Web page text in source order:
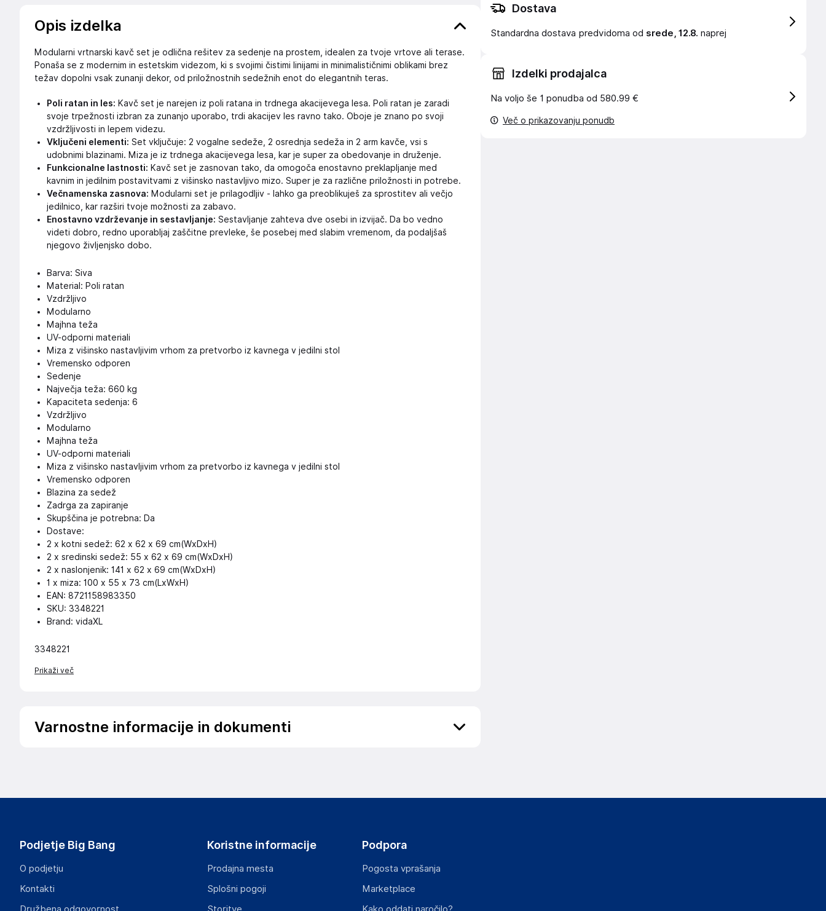
Opis izdelka
Modularni vrtnarski kavč set je odlična rešitev za sedenje na prostem, idealen za tvoje vrtove ali terase.
Ponaša se z modernim in estetskim videzom, ki s svojimi čistimi linijami in minimalističnimi oblikami brez
težav dopolni vsak zunanji dekor, od priložnostnih sedežnih enot do elegantnih teras.
Poli ratan in les: Kavč set je narejen iz poli ratana in trdnega akacijevega lesa. Poli ratan je zaradi
svoje trpežnosti izbran za zunanjo uporabo, trdi akacijev les ravno tako. Oboje je znano po svoji
vzdržljivosti in lepem videzu.
Vključeni elementi: Set vključuje: 2 vogalne sedeže, 2 osrednja sedeža in 2 arm kavče, vsi s
udobnimi blazinami. Miza je iz trdnega akacijevega lesa, kar je super za obedovanje in druženje.
Funkcionalne lastnosti: Kavč set je zasnovan tako, da omogoča enostavno preklapljanje med
kavnim in jedilnim postavitvami z višinsko nastavljivo mizo. Super je za različne priložnosti in potrebe.
Večnamenska zasnova: Modularni set je prilagodljiv - lahko ga preoblikuješ za sprostitev ali večjo
jedilnico, kar razširi tvoje možnosti za zabavo.
Enostavno vzdrževanje in sestavljanje: Sestavljanje zahteva dve osebi in izvijač. Da bo vedno
videti dobro, redno uporabljaj zaščitne prevleke, še posebej med slabim vremenom, da podaljšaš
njegovo življenjsko dobo.
Barva: Siva
Material: Poli ratan
Vzdržljivo
Modularno
Majhna teža
UV-odporni materiali
Miza z višinsko nastavljivim vrhom za pretvorbo iz kavnega v jedilni stol
Vremensko odporen
Sedenje
Največja teža: 660 kg
Kapaciteta sedenja: 6
Vzdržljivo
Modularno
Majhna teža
UV-odporni materiali
Miza z višinsko nastavljivim vrhom za pretvorbo iz kavnega v jedilni stol
Vremensko odporen
Blazina za sedež
Zadrga za zapiranje
Skupščina je potrebna: Da
Dostave:
2 x kotni sedež: 62 x 62 x 69 cm(WxDxH)
2 x sredinski sedež: 55 x 62 x 69 cm(WxDxH)
2 x naslonjenik: 141 x 62 x 69 cm(WxDxH)
1 x miza: 100 x 55 x 73 cm(LxWxH)
EAN: 8721158983350
SKU: 3348221
Brand: vidaXL
3348221
Prikaži več
Varnostne informacije in dokumenti
https://www.vidaxl.nl/
Gospodarski subjekt s sedežem v EU, ki zagotavlja skladnost izdelka z zahtevanimi predpisi.
Dostava
Standardna dostava predvidoma od srede, 12.8. naprej
Izdelki prodajalca
Na voljo še 1 ponudba od 580.99 €
Več o prikazovanju ponudb
Podjetje Big Bang
O podjetju
Kontakti
Koristne informacije
Prodajna mesta
Splošni pogoji
Podpora
Pogosta vprašanja
Marketplace